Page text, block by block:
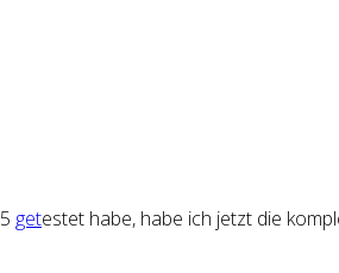
5 getestet habe, habe ich jetzt die